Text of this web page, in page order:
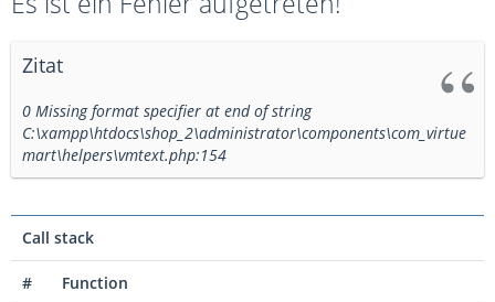
Zitat
0 Missing format specifier at end of string
C:\xampp\htdocs\shop_2\administrator\components\com_virtue
mart\helpers\vmtext.php:154
Call stack
# Function